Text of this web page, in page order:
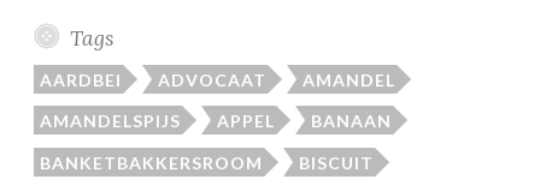
Tags
AARDBEI ADVOCAAT AMANDEL
AMANDELSPIJS APPEL BANAAN
BANKETBAKKERSROOM BISCUIT